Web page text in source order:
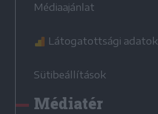
Médiaajánlat
Látogatottsági adatok
Sütibeállítások
Médiatér